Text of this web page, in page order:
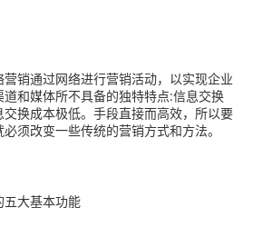
销通过网络进行营销活动，以实现企业
和媒体所不具备的独特特点:信息交换
换成本极低。手段直接而高效，所以要
须改变一些传统的营销方式和方法。
大基本功能